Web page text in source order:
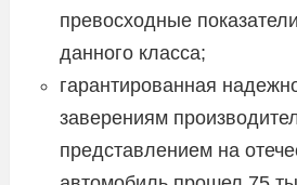
превосходные
данного класса;
гарантированная
заверениям
представлением на